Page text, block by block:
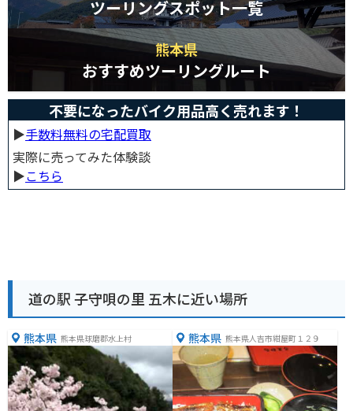
ツーリングスポット一覧
熊本県
おすすめツーリングルート
不要になったバイク用品高く売れます！
▶︎手数料無料の宅配買取
実際に売ってみた体験談
▶︎こちら
道の駅 子守唄の里 五木に近い場所
熊本県 熊本県球磨郡水上村 熊本県 熊本県人吉市紺屋町１２９